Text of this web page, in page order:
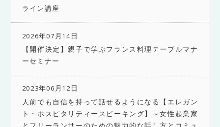
ライン講座
2026年07月14日
【開催決定】親子で学ぶフランス料理テーブルマナ
ーセミナー
2023年06月12日
人前でも自信を持って話せるようになる【エレガン
ト・ホスピタリティースピーキング】～女性起業家